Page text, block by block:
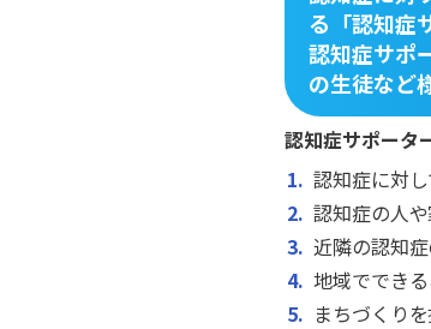
る「認知症
認知症サポ
の生徒など
認知症サポータ
認知症に対
認知症の人
近隣の認知
地域ででき
まちづくり